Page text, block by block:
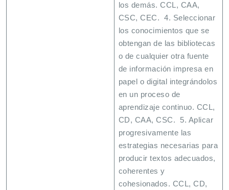
los demás. CCL, CAA,
CSC, CEC. 4. Seleccionar
los conocimientos que se
obtengan de las bibliotecas
o de cualquier otra fuente
de información impresa en
papel o digital integrándolos
en un proceso de
aprendizaje continuo. CCL,
CD, CAA, CSC. 5. Aplicar
progresivamente las
estrategias necesarias para
producir textos adecuados,
coherentes y
cohesionados. CCL, CD,